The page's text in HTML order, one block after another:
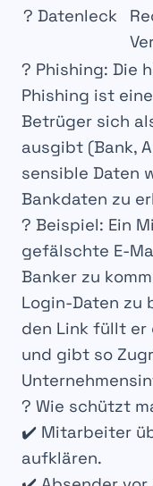
?️ Datenleck
? Phishing: Die
Phishing ist eine
Betrüger sich
ausgibt (Bank,
sensible Daten
Bankdaten zu
? Beispiel: Ein
gefälschte E-
Banker zu
Login-Daten zu
den Link füllt er
und gibt so
? Wie schützt
✔️ Mitarbeiter
aufklären.